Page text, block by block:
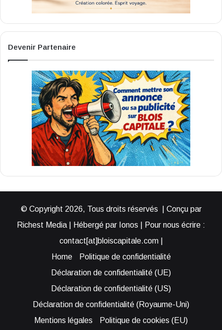
Devenir Partenaire
© Copyright 2026, Tous droits réservés | Conçu par
Richest Media | Hébergé par Ionos | Pour nous écrire :
contact[at]bloiscapitale.com |
Home
Politique de confidentialité
Déclaration de confidentialité (UE)
Déclaration de confidentialité (US)
Déclaration de confidentialité (Royaume-Uni)
Mentions légales
Politique de cookies (EU)